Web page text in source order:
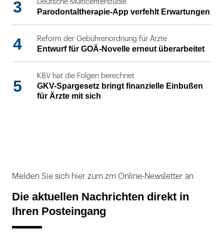
3 Deutsche Multicenterstudie
Parodontaltherapie-App verfehlt Erwartungen
4 Reform der Gebührenordnung für Ärzte
Entwurf für GOÄ-Novelle erneut überarbeitet
5
KBV hat die Folgen berechnet
GKV-Spargesetz bringt finanzielle Einbußen
für Ärzte mit sich
Melden Sie sich hier zum zm Online-Newsletter an
Die aktuellen Nachrichten direkt in
Ihren Posteingang